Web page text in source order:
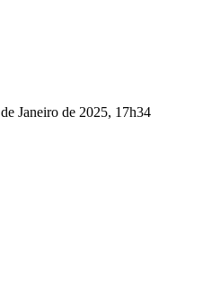
Janeiro de 2025, 17h34